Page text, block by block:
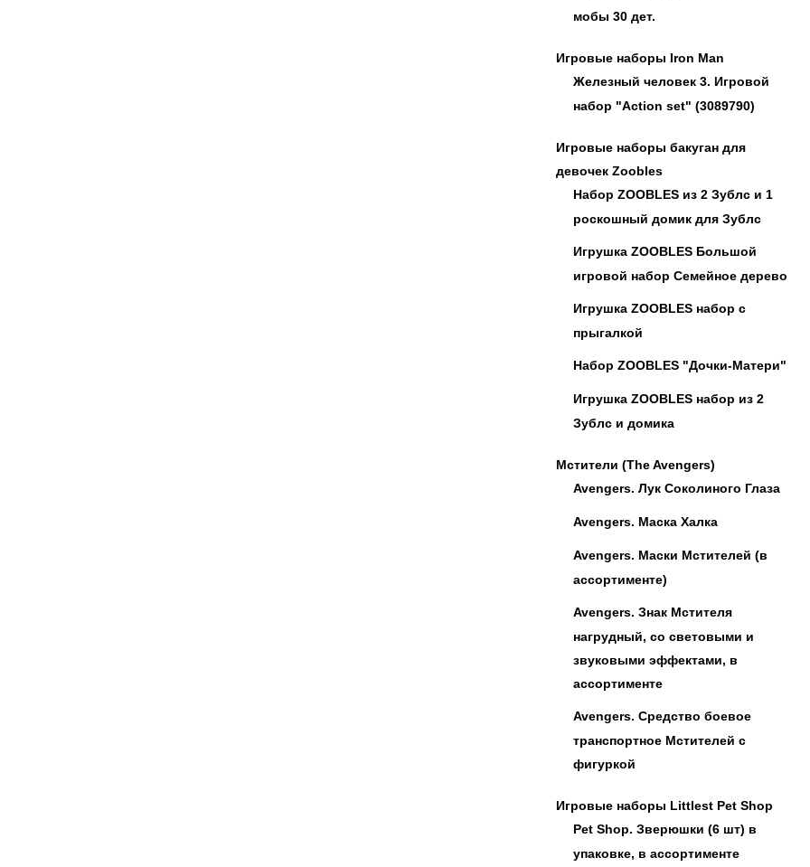
мобы 30 дет.
Игровые наборы Iron Man
Железный человек 3. Игровой
набор "Action set" (3089790)
Игровые наборы бакуган для
девочек Zoobles
Набор ZOOBLES из 2 Зублс и 1
роскошный домик для Зублс
Игрушка ZOOBLES Большой
игровой набор Семейное дерево
Игрушка ZOOBLES набор с
прыгалкой
Набор ZOOBLES "Дочки-Матери"
Игрушка ZOOBLES набор из 2
Зублс и домика
Мстители (The Avengers)
Avengers. Лук Соколиного Глаза
Avengers. Маска Халка
Avengers. Маски Мстителей (в
ассортименте)
Avengers. Знак Мстителя
нагрудный, со световыми и
звуковыми эффектами, в
ассортименте
Avengers. Средство боевое
транспортное Мстителей с
фигуркой
Игровые наборы Littlest Pet Shop
Pet Shop. Зверюшки (6 шт) в
упаковке, в ассортименте